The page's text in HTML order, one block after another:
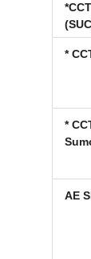
*
*
AE